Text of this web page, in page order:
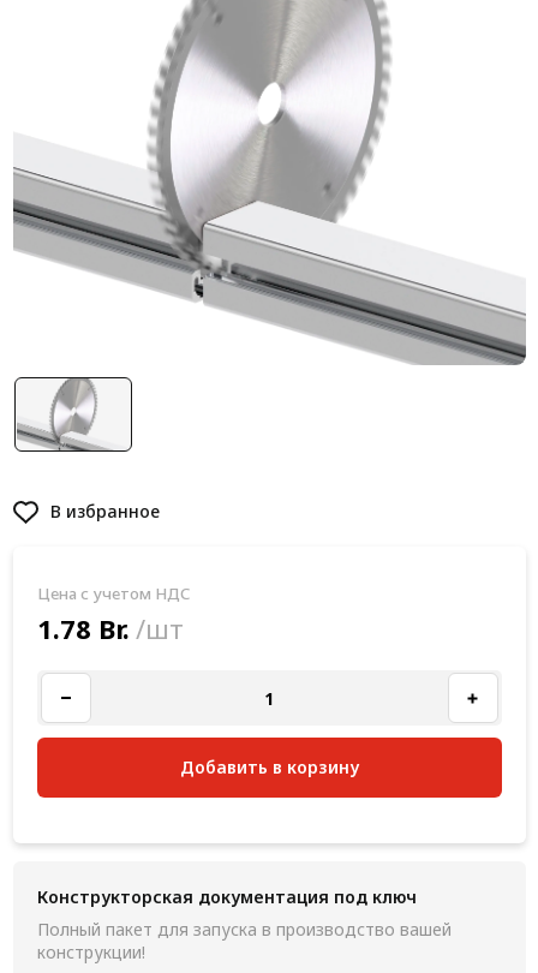
Система V-паза NEW!
Алюминиевые промышленные ограждения
Алюминиевая промышленная мебель
Крейты и кассеты Subrack systems
Профиль строительного назначения
Радиаторный алюминиевый профиль NEW!
Лист алюминиевый
Конструкции из профиля
Услуги дополнительной обработки профиля
В избранное
Цена с учетом НДС
1.78 Br. /шт
Добавить в корзину
Конструкторская документация под ключ
Полный пакет для запуска в производство вашей
конструкции!